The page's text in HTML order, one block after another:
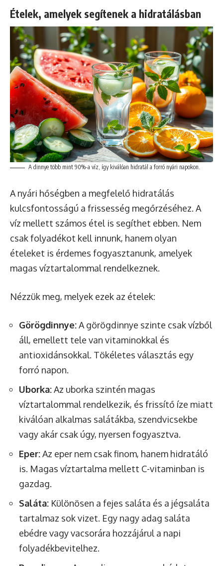
Ételek, amelyek segítenek a hidratálásban
A dinnye több mint 90%-a víz, így kiválóan hidratál a forró nyári napokon.
A nyári hőségben a megfelelő hidratálás
kulcsfontosságú a frissesség megőrzéséhez. A
víz mellett számos étel is segíthet ebben. Nem
csak folyadékot kell innunk, hanem olyan
ételeket is érdemes fogyasztanunk, amelyek
magas víztartalommal rendelkeznek.
Nézzük meg, melyek ezek az ételek:
Görögdinnye:A görögdinnye szinte csak vízből
áll, emellett tele van vitaminokkal és
antioxidánsokkal. Tökéletes választás egy
forró napon.
Uborka:Az uborka szintén magas
víztartalommal rendelkezik, és frissítő íze miatt
kiválóan alkalmas salátákba, szendvicsekbe
vagy akár csak úgy, nyersen fogyasztva.
Eper:Az eper nem csak finom, hanem hidratáló
is. Magas víztartalma mellett C-vitaminban is
gazdag.
Saláta: Különösen a fejes saláta és a jégsaláta
tartalmaz sok vizet. Egy nagy adag saláta
ebédre vagy vacsorára hozzájárul a napi
folyadékbevitelhez.